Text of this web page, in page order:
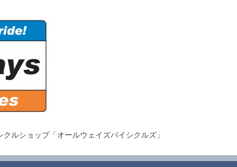
ルショップ「オールウェイズバイシクルズ」